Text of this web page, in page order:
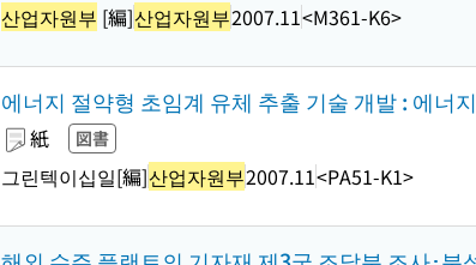
산업자원부 [編]산업자원부2007.11<M361-K6>
에너지 절약형 초임계 유체 추출 기술 개발 : 에너
紙 図書
그린텍이십일[編]산업자원부2007.11<PA51-K1>